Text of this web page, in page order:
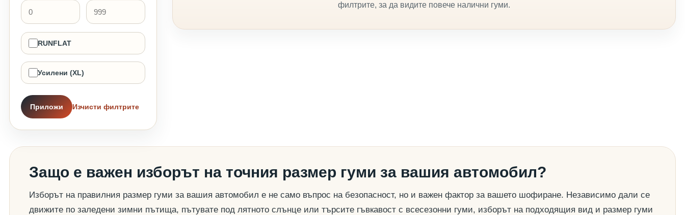
RUNFLAT
Усилени (XL)
Приложи Изчисти филтрите
филтрите, за да видите повече налични гуми.
Защо е важен изборът на точния размер гуми за вашия автомобил?
Изборът на правилния размер гуми за вашия автомобил е не само въпрос на безопасност, но и важен фактор за вашето шофиране. Независимо дали се
движите по заледени зимни пътища, пътувате под лятното слънце или търсите гъвкавост с всесезонни гуми, изборът на подходящия вид и размер гуми